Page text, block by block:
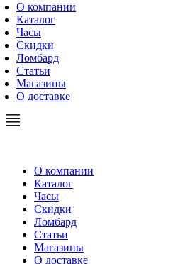
О компании
Каталог
Часы
Скидки
Ломбард
Статьи
Магазины
О доставке
О компании
Каталог
Часы
Скидки
Ломбард
Статьи
Магазины
О доставке